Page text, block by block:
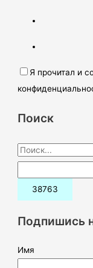
Я прочитал и
Поиск
П
о
и
:Подпишись
Имя